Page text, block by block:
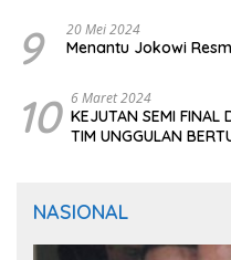
9 20 Mei 2024
Menantu Jokowi
10 6 Maret 2024
KEJUTAN SEMI FINAL
TIM UNGGULAN
NASIONAL